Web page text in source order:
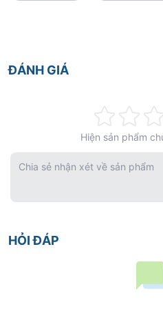
ĐÁNH GIÁ
0%
Hiện sản phẩm
Chia sẻ nhận xét về sản phẩm
HỎI ĐÁP